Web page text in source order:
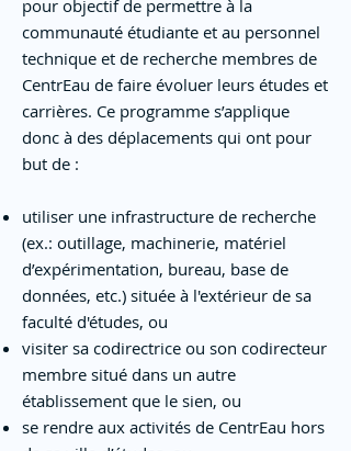
pour objectif de permettre à la
communauté étudiante et au personnel
technique et de recherche membres de
CentrEau de faire évoluer leurs études et
carrières. Ce programme s’applique
donc à des déplacements qui ont pour
but de :
utiliser une infrastructure de recherche
(ex.: outillage, machinerie, matériel
d’expérimentation, bureau, base de
données, etc.) située à l'extérieur de sa
faculté d'études, ou
visiter sa codirectrice ou son codirecteur
membre situé dans un autre
établissement que le sien, ou
se rendre aux activités de CentrEau hors